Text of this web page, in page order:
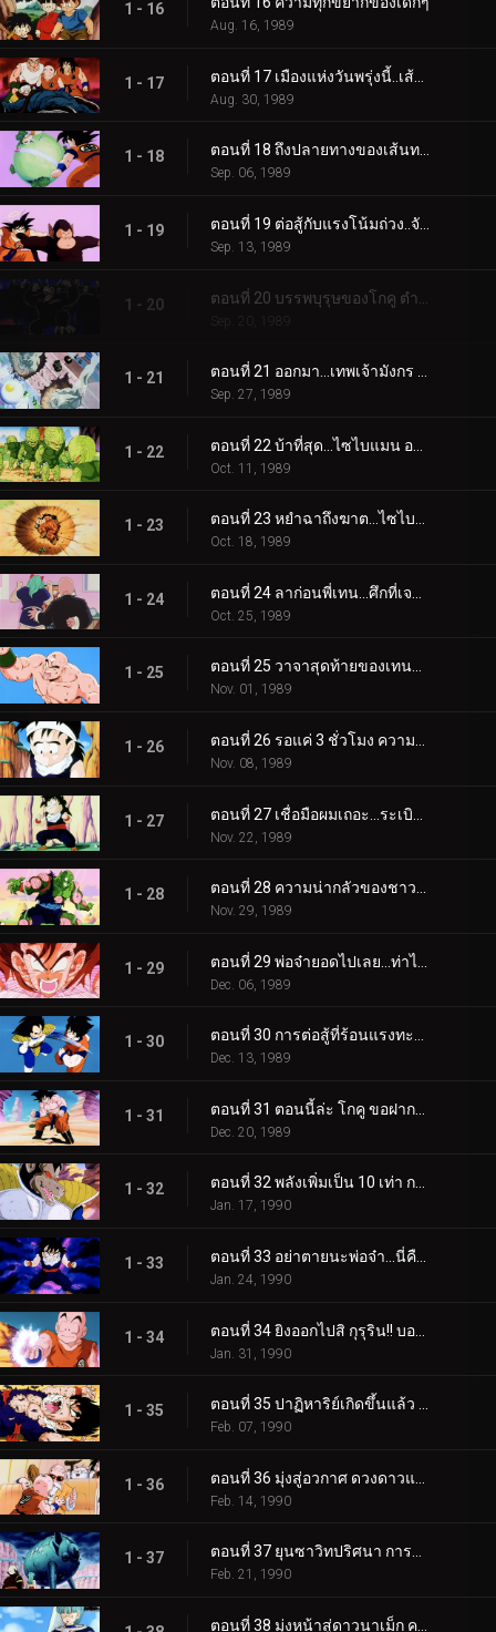
1 - 16
Aug. 16, 1989
1 - 17
Aug. 30, 1989
1 - 18 ตอนที่ 18 ถึงปลายทางของเส้นทางงูเลื้อย..นายคือ “ท่านเจ้าพิภพ” งั้นเหรอ?
Sep. 06, 1989
1 - 19
Sep. 13, 1989
1 - 20
Sep. 20, 1989
1 - 21
Sep. 27, 1989
1 - 22
Oct. 11, 1989
1 - 23 ตอนที่ 23 หยำฉาถึงฆาต…ไซไบแมนผู้น่ากลัว
Oct. 18, 1989
1 - 24
Oct. 25, 1989
1 - 25 ตอนที่ 25 วาจาสุดท้ายของเทนชินฮัง…นี่คือปืนใหญ่พลังจิตครั้งสุดท้าย
Nov. 01, 1989
1 - 26
Nov. 08, 1989
1 - 27
Nov. 22, 1989
1 - 28
Nov. 29, 1989
1 - 29
Dec. 06, 1989
1 - 30 ตอนที่ 30 การต่อสู้ที่ร้อนแรงทะลุลิมิต โกคู VS เบจิต้า
Dec. 13, 1989
1 - 31
Dec. 20, 1989
1 - 32 ตอนที่ 32 พลังเพิ่มเป็น 10 เท่า การแปลงร่างของเบจิต้า
Jan. 17, 1990
1 - 33
Jan. 24, 1990
1 - 34
Jan. 31, 1990
1 - 35 ตอนที่ 35 ปาฏิหาริย์เกิดขึ้นแล้ว ซุนโกฮัง ซุปเปอร์ไซย่า
Feb. 07, 1990
1 - 36
Feb. 14, 1990
1 - 37 ตอนที่ 37 ยุนซาวิทปริศนา การตามหายานอวกาศของพระเจ้า
Feb. 21, 1990